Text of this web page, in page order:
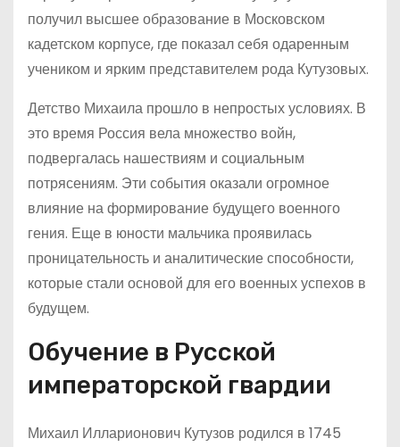
получил высшее образование в Московском
кадетском корпусе, где показал себя одаренным
учеником и ярким представителем рода Кутузовых.
Детство Михаила прошло в непростых условиях. В
это время Россия вела множество войн,
подвергалась нашествиям и социальным
потрясениям. Эти события оказали огромное
влияние на формирование будущего военного
гения. Еще в юности мальчика проявилась
проницательность и аналитические способности,
которые стали основой для его военных успехов в
будущем.
Обучение в Русской
императорской гвардии
Михаил Илларионович Кутузов родился в 1745